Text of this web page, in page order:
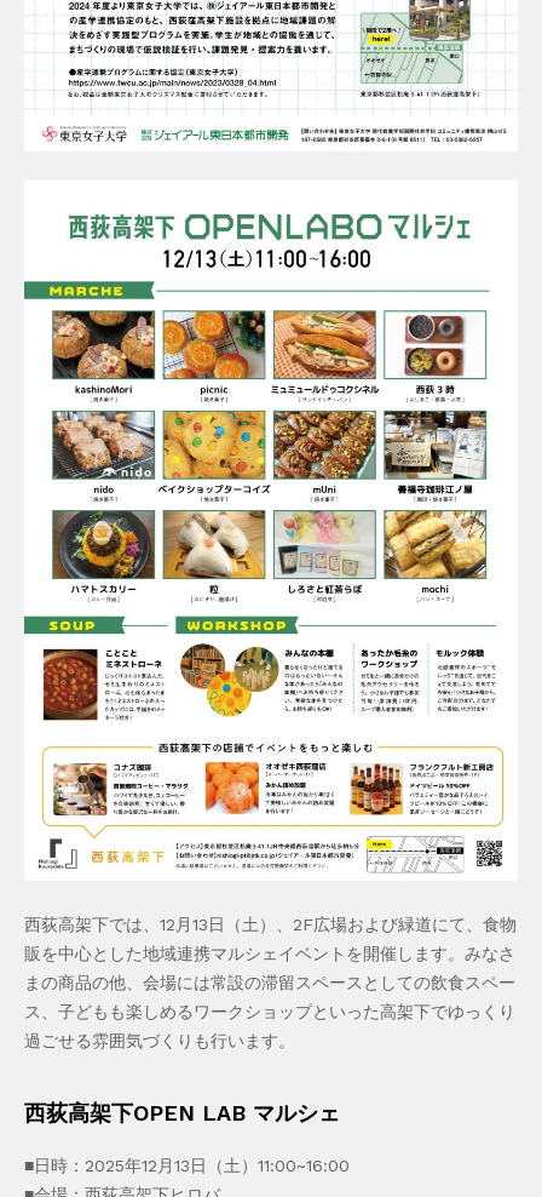
西荻高架下では、12月13日（土）、2F広場および緑道にて、食物
販を中心とした地域連携マルシェイベントを開催します。みなさ
まの商品の他、会場には常設の滞留スペースとしての飲食スペー
ス、子どもも楽しめるワークショップといった高架下でゆっくり
過ごせる雰囲気づくりも行います。
西荻高架下OPEN LAB マルシェ
■日時：2025年12月13日（土）11:00~16:00